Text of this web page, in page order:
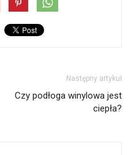
Następny artykuł
Czy podłoga winylowa jest
ciepła?